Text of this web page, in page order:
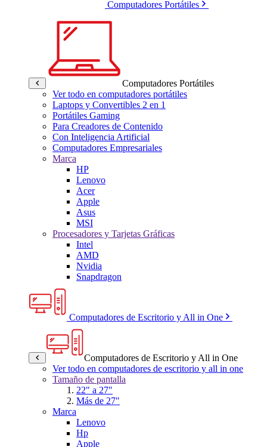
Computadores Portátiles
Computadores Portátiles
Ver todo en computadores portátiles
Laptops y Convertibles 2 en 1
Portátiles Gaming
Para Creadores de Contenido
Con Inteligencia Artificial
Computadores Empresariales
Marca
HP
Lenovo
Acer
Apple
Asus
MSI
Procesadores y Tarjetas Gráficas
Intel
AMD
Nvidia
Snapdragon
Computadores de Escritorio y All in One
Computadores de Escritorio y All in One
Ver todo en computadores de escritorio y all in one
Tamaño de pantalla
22" a 27"
Más de 27"
Marca
Lenovo
Hp
Apple